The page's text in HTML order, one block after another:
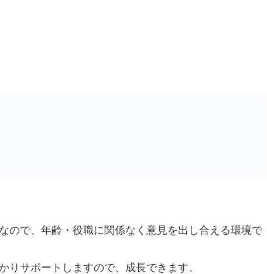
ので、年齢・役職に関係なく意見を出し合える環境で
りサポートしますので、成長できます。